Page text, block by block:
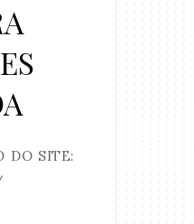
DO SITE: